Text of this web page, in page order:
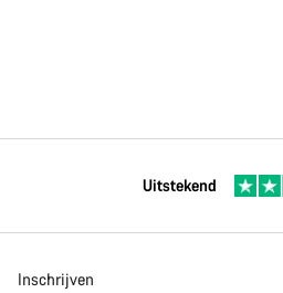
Uitstekend
Inschrijven